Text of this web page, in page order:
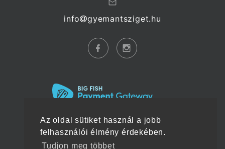
Az oldal sütiket használ a jobb
felhasználói élmény érdekében.
Tudjon meg többet
info gyemantsziget.hu